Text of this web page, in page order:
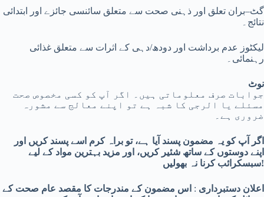
گٹ–بران تعلق اور ذہنی صحت سے متعلق سائنسی جائزے اور ابتدائی
نتائج۔
لیکٹوز عدم برداشت اور دودھ/دہی کے اثرات سے متعلق غذائی
رہنمائی۔
نوٹ
جوابات صرف معلوماتی ہیں۔ اگر آپ کو کسی مخصوص صحت
مسئلے یا الرجی کا شبہ ہے تو اپنے معالج سے مشورہ
ضروری ہے۔
اگر آپ کو یہ مضمون پسند آیا ہے، تو براہ کرم اسے پسند کریں اور
اپنے دوستوں کے ساتھ شئیر کریں، اور مزید بہترین مواد کے لیے
سبسکرائب کرنا نہ بھولیں!
اعلان دستبرداری : اس مضمون کے مندرجات کا مقصد عام صحت کے